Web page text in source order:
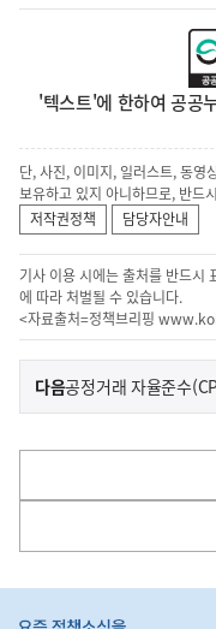
'텍스트'에 한하여 공공
단, 사진, 이미지, 일러스트, 동영
보유하고 있지 아니하므로, 반드
저작권정책
담당자안내
기사 이용 시에는 출처를 반드시
에 따라 처벌될 수 있습니다.
<자료출처=정책브리핑
이
전
다
음
다음기
사